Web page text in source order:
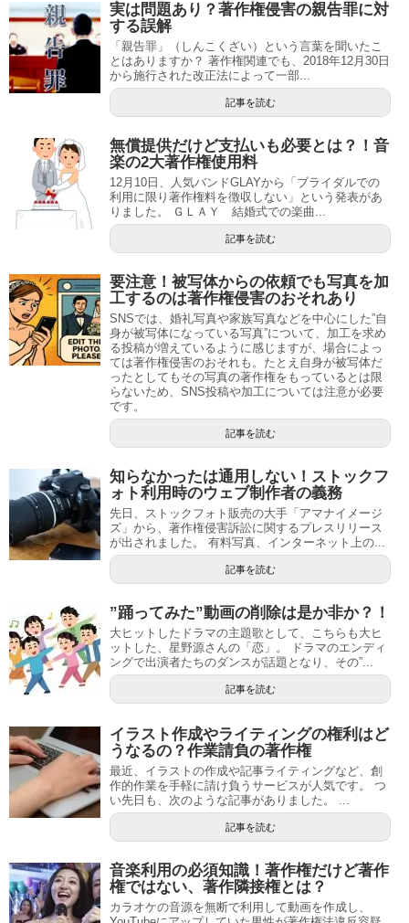
実は問題あり？著作権侵害の親告罪に対
する誤解
「親告罪」（しんこくざい）という言葉を聞いたこ
とはありますか？ 著作権関連でも、2018年12月30日
から施行された改正法によって一部...
記事を読む
無償提供だけど支払いも必要とは？！音
楽の2大著作権使用料
12月10日、人気バンドGLAYから「ブライダルでの
利用に限り著作権料を徴収しない」という発表があ
りました。 ＧＬＡＹ 結婚式での楽曲...
記事を読む
要注意！被写体からの依頼でも写真を加
工するのは著作権侵害のおそれあり
SNSでは、婚礼写真や家族写真などを中心にした”自
身が被写体になっている写真”について、加工を求め
る投稿が増えているように感じますが、場合によっ
ては著作権侵害のおそれも。たとえ自身が被写体だ
ったとしてもその写真の著作権をもっているとは限
らないため、SNS投稿や加工については注意が必要
です。
記事を読む
知らなかったは通用しない！ストックフ
ォト利用時のウェブ制作者の義務
先日、ストックフォト販売の大手「アマナイメージ
ズ」から、著作権侵害訴訟に関するプレスリリース
が出されました。 有料写真、インターネット上の...
記事を読む
”踊ってみた”動画の削除は是か非か？！
大ヒットしたドラマの主題歌として、こちらも大ヒ
ットした、星野源さんの「恋」。 ドラマのエンディ
ングで出演者たちのダンスが話題となり、その”...
記事を読む
イラスト作成やライティングの権利はど
うなるの？作業請負の著作権
最近、イラストの作成や記事ライティングなど、創
作的作業を手軽に請け負うサービスが人気です。 つ
い先日も、次のような記事がありました。 ...
記事を読む
音楽利用の必須知識！著作権だけど著作
権ではない、著作隣接権とは？
カラオケの音源を無断で利用して動画を作成し、